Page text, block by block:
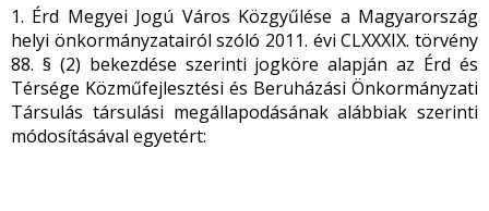
1. Érd Megyei Jogú Város Közgyűlése a Magyarország
helyi önkormányzatairól szóló 2011. évi CLXXXIX. törvény
88. § (2) bekezdése szerinti jogköre alapján az Érd és
Térsége Közműfejlesztési és Beruházási Önkormányzati
Társulás társulási megállapodásának alábbiak szerinti
módosításával egyetért: